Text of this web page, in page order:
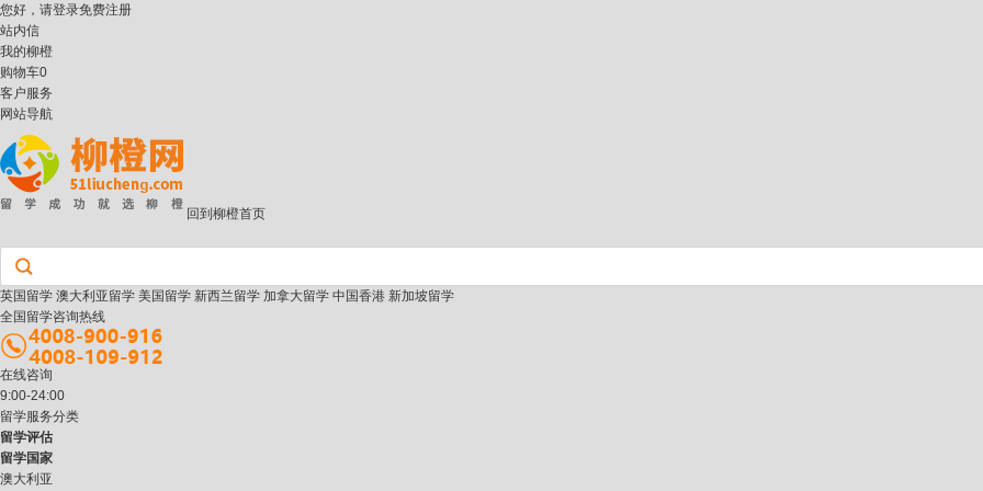
您好，请登录免费注册
站内信
我的柳橙
购物车0
客户服务
网站导航
回到柳橙首页
英国留学 澳大利亚留学 美国留学 新西兰留学 加拿大留学 中国香港 新加坡留学
全国留学咨询热线
在线咨询
9:00-24:00
留学服务分类
留学评估
留学国家
澳大利亚